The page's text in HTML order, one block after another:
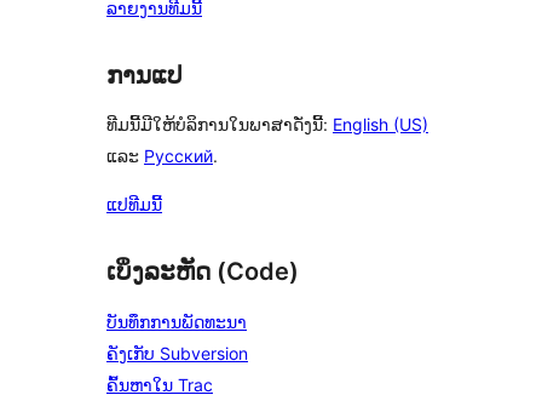
ລາຍງານທີມນີ້
ການແປ
ທີມນີ້ມີໃຫ້ບໍລິການໃນພາສາດັ່ງນີ້: English (US)
ແລະ Русский.
ແປທີມນີ້
ເບິ່ງລະຫັດ (Code)
ບັນທຶກການພັດທະນາ
ຄັງເກັບ Subversion
ຄົ້ນຫາໃນ Trac